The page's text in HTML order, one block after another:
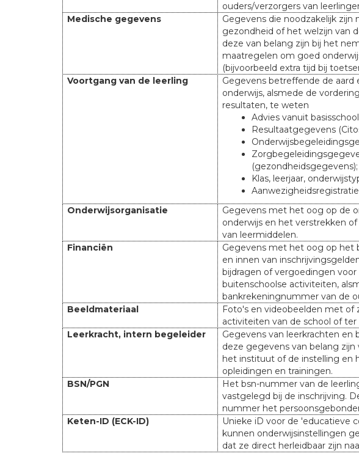
ouders/verzorgers van
Medische gegevens
Gegevens die noodzakelijk
gezondheid of het welzijn van
deze van belang zijn bij het
maatregelen om goed
(bijvoorbeeld extra tijd bij
Voortgang van de leerling
Gegevens betreffende de aard
onderwijs, alsmede de
resultaten, te weten
Advies vanuit
Resultaatgegevens
(gezondheidsgegevens);
Klas, leerjaar,
Onderwijsorganisatie
Gegevens met het oog op de
onderwijs en het verstrekken
van leermiddelen.
Financiën
Gegevens met het oog op het
en innen van
bijdragen of vergoedingen
buitenschoolse activiteiten,
bankrekeningnummer van de
Beeldmateriaal
Foto's en videobeelden met of
activiteiten van de school of
Leerkracht, intern begeleider
Gegevens van leerkrachten en
deze gegevens van belang zijn
het instituut of de instelling en
opleidingen en trainingen.
BSN/PGN
Het bsn-nummer van de
vastgelegd bij de inschrijving.
nummer het
Keten-ID (ECK-ID)
Unieke iD voor de 'educatieve
kunnen onderwijsinstellingen
dat ze direct herleidbaar zijn